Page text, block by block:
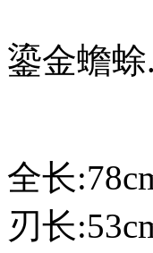
鎏金蟾
全长
刃长